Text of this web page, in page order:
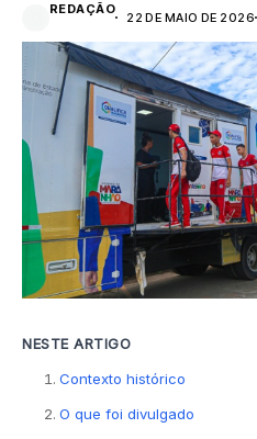
REDAÇÃO
22 DE MAIO DE 2026
NESTE ARTIGO
Contexto histórico
O que foi divulgado